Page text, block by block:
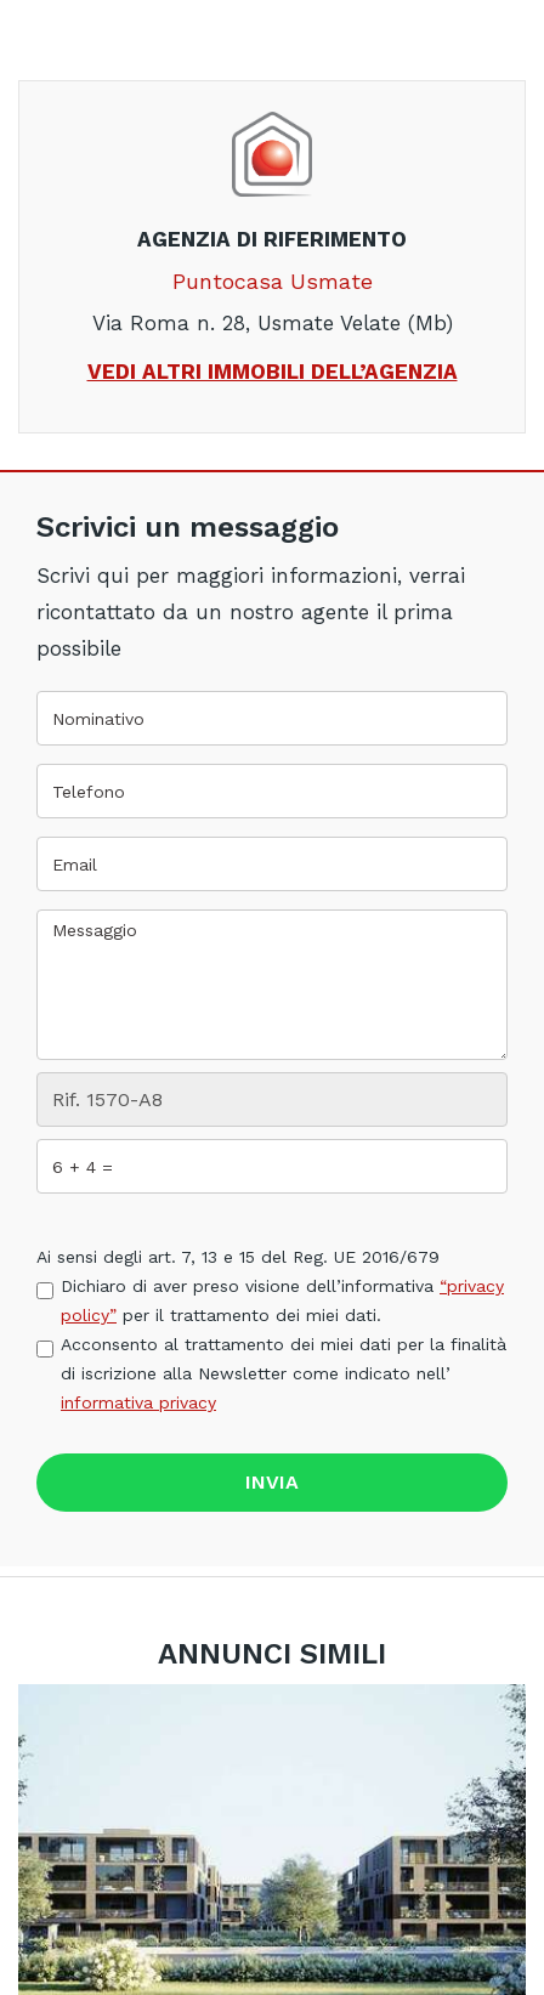
AGENZIA DI RIFERIMENTO
Puntocasa Usmate
Via Roma n. 28, Usmate Velate (Mb)
VEDI ALTRI IMMOBILI DELL’AGENZIA
Scrivici un messaggio
Scrivi qui per maggiori informazioni, verrai
ricontattato da un nostro agente il prima
possibile
Ai sensi degli art. 7, 13 e 15 del Reg. UE 2016/679
Dichiaro di aver preso visione dell’informativa “privacy
policy” per il trattamento dei miei dati.
Acconsento al trattamento dei miei dati per la finalità
di iscrizione alla Newsletter come indicato nell’
informativa privacy
INVIA
ANNUNCI SIMILI